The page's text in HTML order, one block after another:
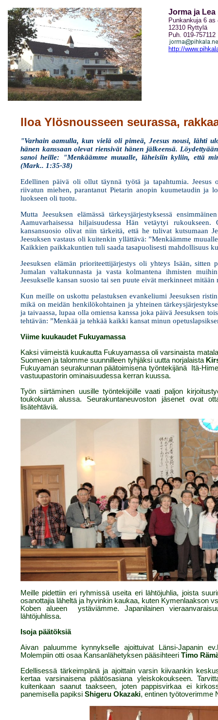
Jorma ja Lea
Punkankuja 6 as
12310 Ryttylä
Puh. 019-757112
http://
Iloa Ylösnousseen seurassa,
"Varhain aamulla, kun vielä oli pimeä, Jeesus nousi, lähti
hänen kanssaan olevat riensivät hänen jälkeensä.
sanoi heille: "Menkäämme muualle, läheisiin kyliin, että
(Mark.. 1:35-38)
Edellinen päivä oli ollut täynnä työtä ja tapahtumia. Jeesus
riivatun miehen, parantanut Pietarin anopin kuumetaudin ja
luokseen oli tuotu.
Mutta Jeesuksen elämässä tärkeysjärjestyksessä
Aamuvarhaisessa hiljaisuudessa Hän vetäytyi rukoukseen.
kansansuosio olivat niin tärkeitä, että he tulivat kutsumaan
Jeesuksen vastaus oli kuitenkin yllättävä: ”Menkäämme
Kaikkien paikkakuntien tuli saada tasapuolisesti mahdollisuus
Jeesuksen elämän prioriteettijärjestys oli yhteys Isään, sitten
Jumalan valtakunnasta ja vasta kolmantena ihmisten
Jeesukselle kansan suosio tai sen puute eivät merkinneet
Kun meille on uskottu pelastuksen evankeliumi Jeesuksen
mikä on meidän henkilökohtainen ja yhteinen
ja taivaassa, lupaa olla omiensa kanssa joka päivä Jeesuksen
tehtävän: ”Menkää ja tehkää kaikki kansat minun
Viime kuukaudet Fukuyamassa
Kaksi viimeistä kuukautta Fukuyamassa oli varsinaista
Suomeen ja talomme suunnilleen tyhjäksi uutta norjalaista
Fukuyaman seurakunnan päätoimisena työntekijänä
Itä-
vastuupastorin ominaisuudessa kerran kuussa.
Työn siirtäminen uusille työntekijöille vaati paljon
toukokuun alussa. Seurakuntaneuvoston jäsenet ovat
lisätehtäviä.
Meille pidettiin eri ryhmissä useita eri lähtöjuhlia, joista
osanottajia läheltä ja hyvinkin kaukaa, kuten Kymenlaakson
Koben alueen
ystäviämme. Japanilainen
lähtöjuhlissa.
Isoja päätöksiä
Aivan paluumme kynnykselle ajoittuivat Länsi-Japanin
Molempiin otti osaa Kansanlähetyksen pääsihteeri Timo
Edellisessä tärkeimpänä ja ajoittain varsin kiivaankin
kertaa varsinaisena päätösasiana yleiskokoukseen.
kuitenkaan saanut taakseen, joten pappisvirkaa ei
panemisella papiksi Shigeru Okazaki, entinen työtoverimme